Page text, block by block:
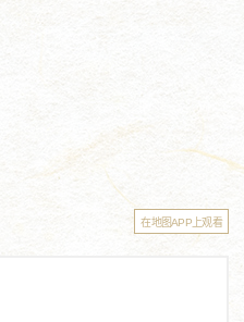
在地图APP上观看